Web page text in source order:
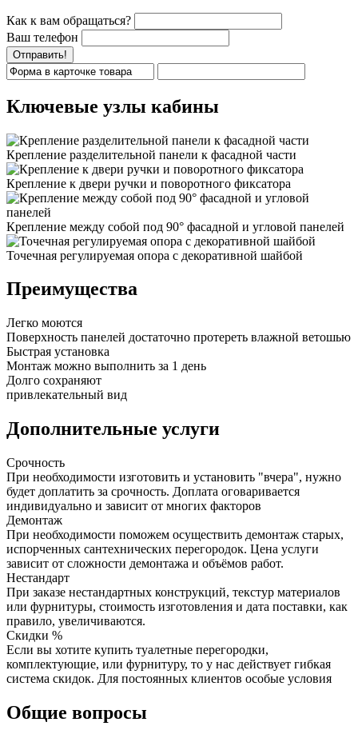
Как к вам обращаться?
Ваш телефон
Отправить!
Ключевые узлы кабины
Крепление разделительной панели к фасадной части
Крепление к двери ручки и поворотного фиксатора
Крепление между собой под 90° фасадной и угловой панелей
Точечная регулируемая опора с декоративной шайбой
Преимущества
Легко моются
Поверхность панелей достаточно протереть влажной ветошью
Быстрая установка
Монтаж можно выполнить за 1 день
Долго сохраняют
привлекательный вид
Дополнительные услуги
Срочность
При необходимости изготовить и установить "вчера", нужно
будет доплатить за срочность. Доплата оговаривается
индивидуально и зависит от многих факторов
Демонтаж
При необходимости поможем осуществить демонтаж старых,
испорченных сантехнических перегородок. Цена услуги
зависит от сложности демонтажа и объёмов работ.
Нестандарт
При заказе нестандартных конструкций, текстур материалов
или фурнитуры, стоимость изготовления и дата поставки, как
правило, увеличиваются.
Скидки %
Если вы хотите купить туалетные перегородки,
комплектующие, или фурнитуру, то у нас действует гибкая
система скидок. Для постоянных клиентов особые условия
Общие вопросы